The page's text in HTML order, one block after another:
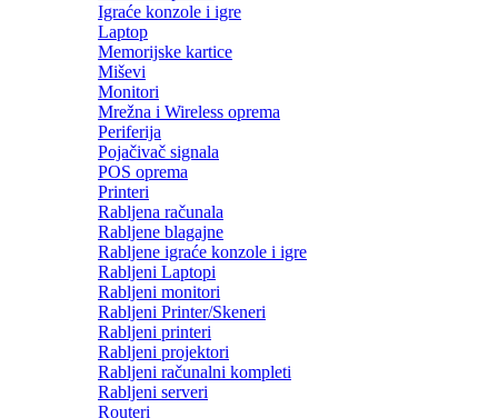
Igraće konzole i igre
Laptop
Memorijske kartice
Miševi
Monitori
Mrežna i Wireless oprema
Periferija
Pojačivač signala
POS oprema
Printeri
Rabljena računala
Rabljene blagajne
Rabljene igraće konzole i igre
Rabljeni Laptopi
Rabljeni monitori
Rabljeni Printer/Skeneri
Rabljeni printeri
Rabljeni projektori
Rabljeni računalni kompleti
Rabljeni serveri
Routeri